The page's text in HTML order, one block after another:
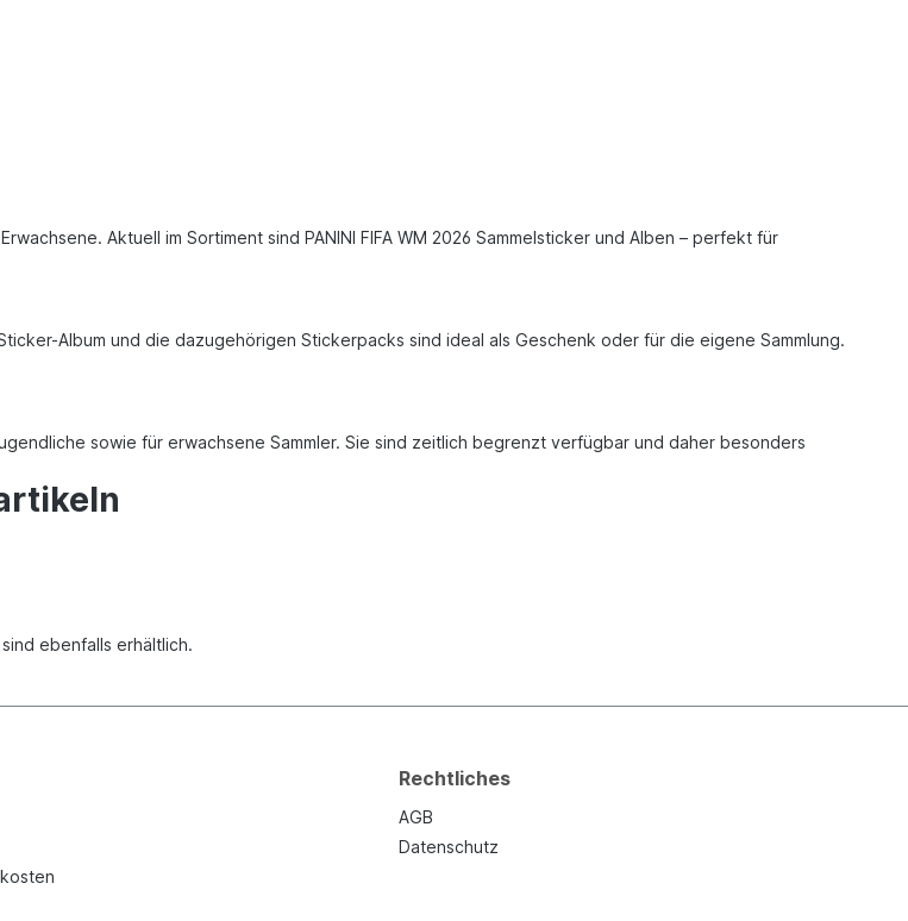
Aktuell im Sortiment sind PANINI FIFA WM 2026 Sammelsticker und Alben – perfekt für
Album und die dazugehörigen Stickerpacks sind ideal als Geschenk oder für die eigene Sammlung.
sowie für erwachsene Sammler. Sie sind zeitlich begrenzt verfügbar und daher besonders
ebenfalls erhältlich.
Rechtliches
AGB
Datenschutz